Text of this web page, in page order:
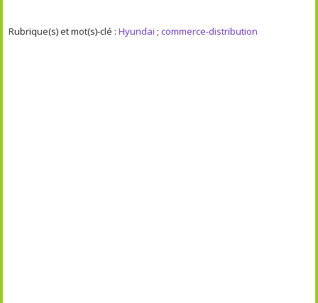
Rubrique(s) et mot(s)-clé :Hyundai ;commerce-distribution